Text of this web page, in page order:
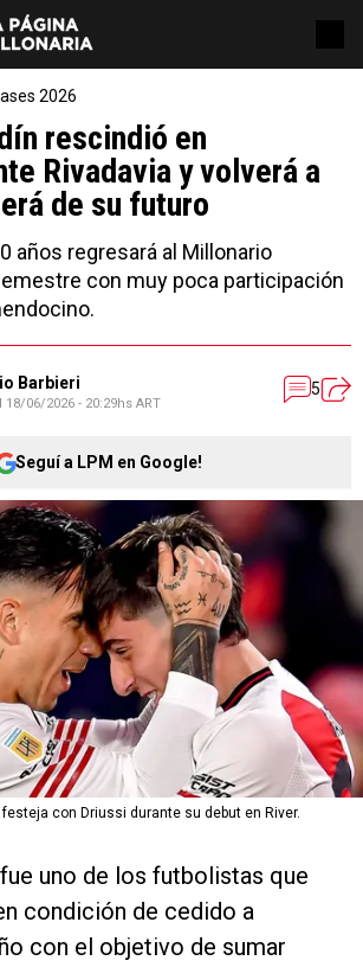
2026
rescindió en
Rivadavia y volverá a
de su futuro
años regresará al Millonario
con muy poca participación
Barbieri
18/06/2026 - 20:29hs ART
5
Seguí a LPM en Google!
festeja con Driussi durante su debut en River.
fue uno de los futbolistas que
condición de cedido a
con el objetivo de sumar